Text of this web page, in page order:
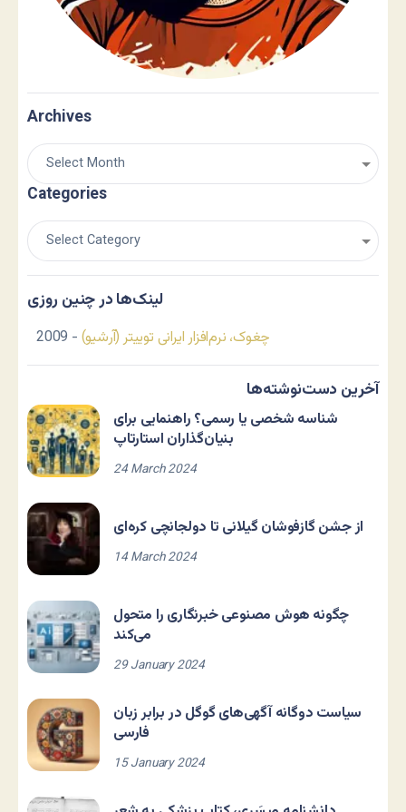
Archives
Categories
لینک‌ها در چنین روزی
چغوک، نرم‌افزار ایرانی توییتر (آرشیو) - 2009
آخرین دست‌نوشته‌ها
شناسه شخصی یا رسمی؟ راهنمایی برای
بنیان‌گذاران استارتاپ
24 March 2024
از جشن گازفوشان گیلانی تا دولجانچی کره‌ای
14 March 2024
چگونه هوش مصنوعی خبرنگاری را متحول
می‌کند
29 January 2024
سیاست دوگانه آگهی‌های گوگل در برابر زبان
فارسی
15 January 2024